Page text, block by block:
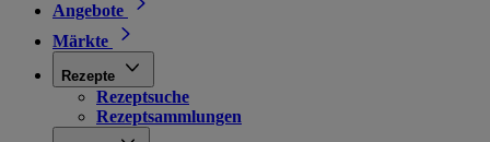
Angebote
Märkte
Rezepte
Rezeptsuche
Rezeptsammlungen